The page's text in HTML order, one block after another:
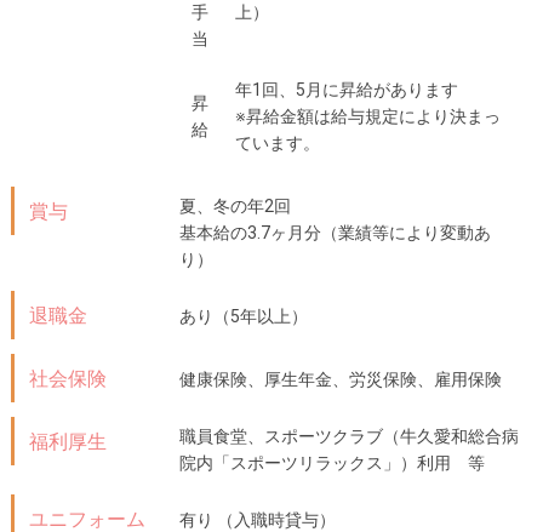
手
当
上）
昇
給
年1回、5月に昇給があります
※昇給金額は給与規定により決まっ
ています。
賞与
夏、冬の年2回
基本給の3.7ヶ月分（業績等により変動あ
り）
退職金 あり（5年以上）
社会保険 健康保険、厚生年金、労災保険、雇用保険
福利厚生
職員食堂、スポーツクラブ（牛久愛和総合病
院内「スポーツリラックス」）利用 等
ユニフォーム 有り （入職時貸与）